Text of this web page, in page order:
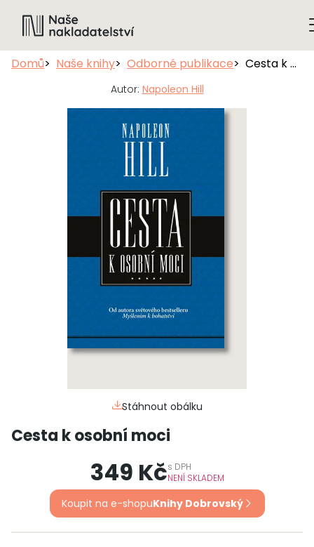
Domů Naše knihy Odborné publikace Cesta k osobní moci
Autor: Napoleon Hill
Stáhnout obálku
Cesta k osobní moci
349 Kčs DPH
NENÍ SKLADEM
Koupit na e-shopuKnihy Dobrovský